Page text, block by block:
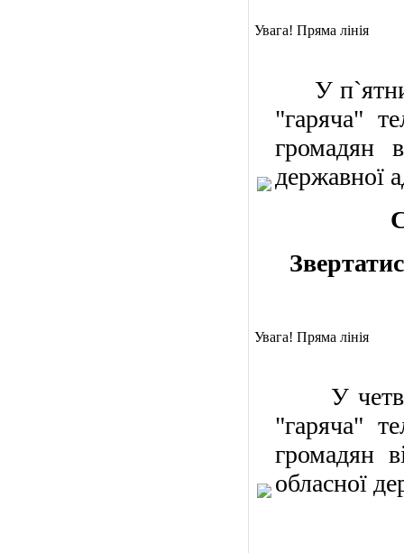
Увага! Пряма лінія
У
"гаряча"
громадян
державної
Увага! Пряма лінія
У
"гаряча"
громадян
обласної